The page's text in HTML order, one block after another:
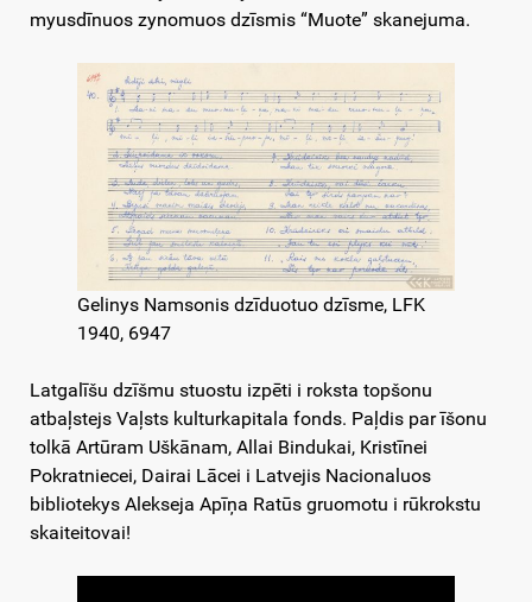
myusdīnuos zynomuos dzīsmis “Muote” skanejuma.
Gelinys Namsonis dzīduotuo dzīsme, LFK
1940, 6947
Latgalīšu dzīšmu stuostu izpēti i roksta topšonu
atbaļstejs Vaļsts kulturkapitala fonds. Paļdis par īšonu
tolkā Artūram Uškānam, Allai Bindukai, Kristīnei
Pokratniecei, Dairai Lācei i Latvejis Nacionaluos
bibliotekys Alekseja Apīņa Ratūs gruomotu i rūkrokstu
skaiteitovai!